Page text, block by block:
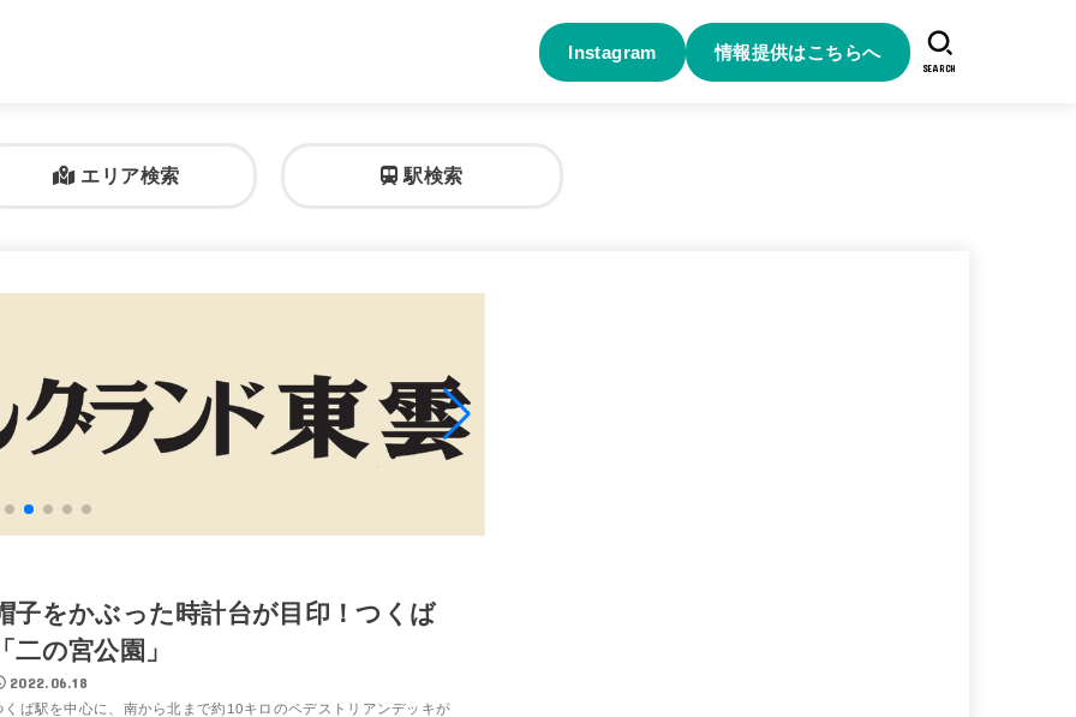
Instagram 情報提供はこちらへ
SEARCH
エリア検索 駅検索
子をかぶった時計台が目印！つくば
二の宮公園」
2022.06.18
くば駅を中心に、南から北まで約10キロのペデストリアンデッキが